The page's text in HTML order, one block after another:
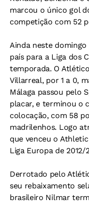
marcou o único gol
competição com 52
Ainda neste
país para a Liga dos
temporada. O
Villarreal, por 1 a 0,
Málaga passou pelo
placar, e terminou o
colocação, com 58
madrilenhos. Logo
que venceu o
Liga Europa de 2012/
Derrotado pelo
seu rebaixamento
brasileiro Nilmar